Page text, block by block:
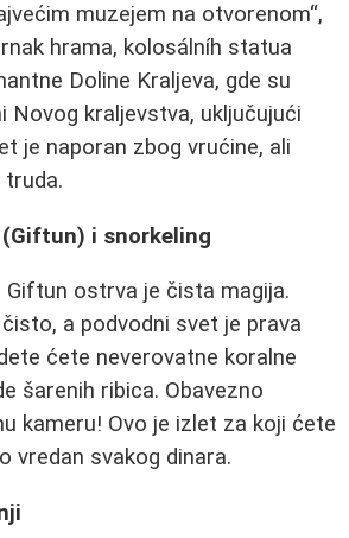
muzejem na otvorenom“,
hrama, kolosálníh statua
Doline Kraljeva, gde su
Novog kraljevstva, uključujući
je naporan zbog vrućine, ali
i snorkeling
ostrva je čista magija.
a podvodni svet je prava
ćete neverovatne koralne
šarenih ribica. Obavezno
kameru! Ovo je izlet za koji ćete
vredan svakog dinara.